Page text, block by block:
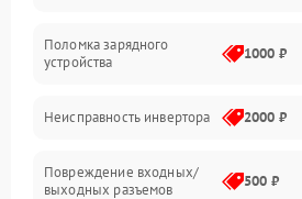
Поломка зарядного
устройства
1000 ₽
Неисправность инвертора 2000 ₽
Повреждение входных/
выходных разъемов
500 ₽